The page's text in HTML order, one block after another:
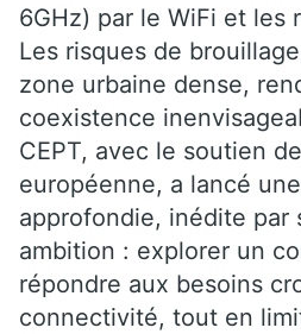
6GHz) par le WiFi et les
Les risques de
zone urbaine dense,
coexistence
CEPT, avec le soutien
européenne, a lancé
approfondie, inédite par
ambition : explorer un
répondre aux besoins
connectivité, tout en